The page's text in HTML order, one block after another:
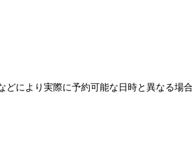
により実際に予約可能な日時と異なる場